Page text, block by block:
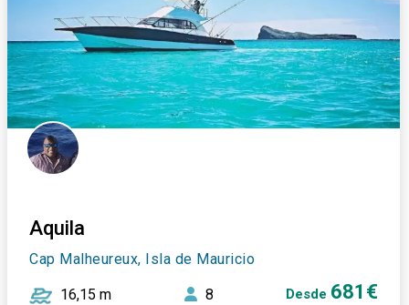
Aquila
Cap Malheureux, Isla de Mauricio
16,15 m 8 Desde 681€